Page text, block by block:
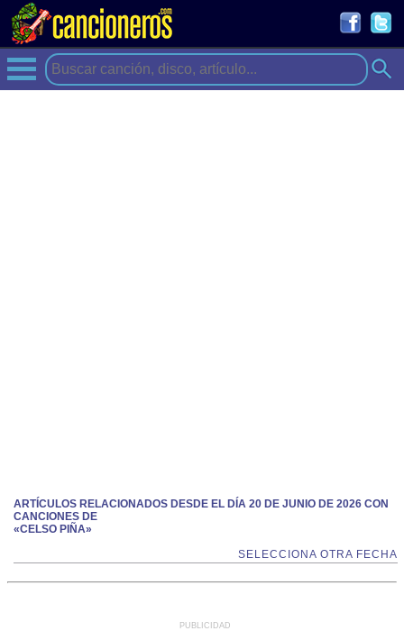
ARTÍCULOS RELACIONADOS DESDE EL DÍA 20 DE JUNIO DE 2026 CON
CANCIONES DE
«CELSO PIÑA»
SELECCIONA OTRA FECHA
PUBLICIDAD